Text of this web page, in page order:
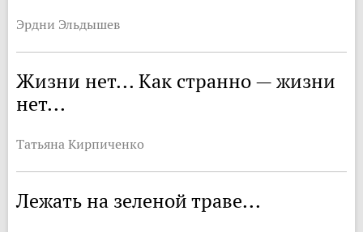
Эрдни Эльдышев
Жизни нет... Как странно — жизни
нет...
Татьяна Кирпиченко
Лежать на зеленой траве...